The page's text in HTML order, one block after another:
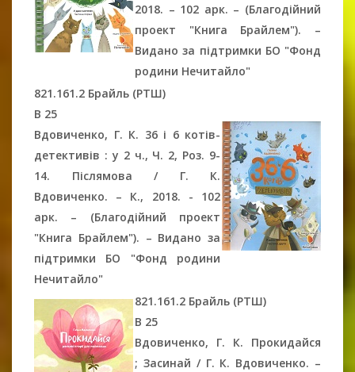
2018. – 102 арк. – (Благодійний
проект "Книга Брайлем"). –
Видано за підтримки БО "Фонд
родини Нечитайло"
821.161.2 Брайль (РТШ)
В 25
Вдовиченко, Г. К. 36 і 6 котів-
детективів : у 2 ч., Ч. 2, Роз. 9-
14. Післямова / Г. К.
Вдовиченко. – К., 2018. - 102
арк. – (Благодійний проект
"Книга Брайлем"). – Видано за
підтримки БО "Фонд родини
Нечитайло"
821.161.2 Брайль (РТШ)
В 25
Вдовиченко, Г. К. Прокидайся
; Засинай / Г. К. Вдовиченко. –